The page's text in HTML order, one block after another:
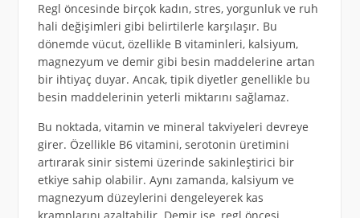
Regl öncesinde birçok kadın, stres, yorgunluk ve ruh
hali değişimleri gibi belirtilerle karşılaşır. Bu
dönemde vücut, özellikle B vitaminleri, kalsiyum,
magnezyum ve demir gibi besin maddelerine artan
bir ihtiyaç duyar. Ancak, tipik diyetler genellikle bu
besin maddelerinin yeterli miktarını sağlamaz.
Bu noktada, vitamin ve mineral takviyeleri devreye
girer. Özellikle B6 vitamini, serotonin üretimini
artırarak sinir sistemi üzerinde sakinleştirici bir
etkiye sahip olabilir. Aynı zamanda, kalsiyum ve
magnezyum düzeylerini dengeleyerek kas